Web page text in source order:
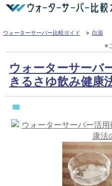
ウォーターサーバー比較ガイド
白湯
ウォーターサーバ
きるさゆ飲み健康